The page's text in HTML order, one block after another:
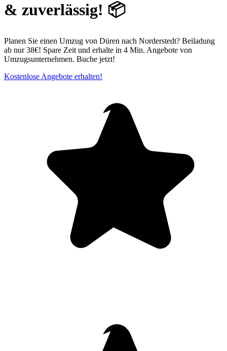
& zuverlässig! 📦
Planen Sie einen Umzug von Düren nach Norderstedt? Beiladung
ab nur 38€! Spare Zeit und erhalte in 4 Min. Angebote von
Umzugsunternehmen. Buche jetzt!
Kostenlose Angebote erhalten!